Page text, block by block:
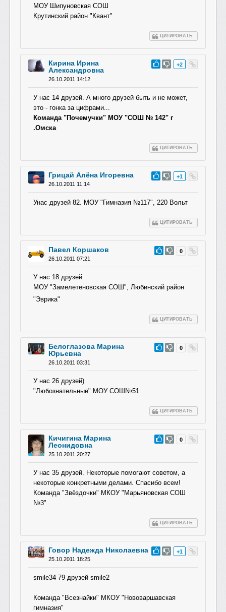
МОУ Шипуновская СОШ
Крутинский район "Квант"
ЦИТИРОВАТЬ
#28 +2
Кирина Ирина
Александровна
26.10.2011 14:12
У нас 14 друзей. А много друзей быть и не может,
это - гонка за цифрами...
Команда "Почемучки" МОУ "СОШ № 142" г
.Омска
ЦИТИРОВАТЬ
#27 +1
Грицай Алёна Игоревна
26.10.2011 11:14
Унас друзей 82. МОУ "Гимназия №117", 220 Вольт
ЦИТИРОВАТЬ
#26 0
Павел Коршаков
26.10.2011 07:21
У нас 18 друзей
МОУ "Замелетеновская СОШ", Любинский район
"Эврика"
ЦИТИРОВАТЬ
#25 0
Белоглазова Марина
Юрьевна
26.10.2011 03:31
У нас 26 друзей)
"Любознательные" МОУ СОШ№51
ЦИТИРОВАТЬ
#24 0
Кичигина Марина
Леонидовна
25.10.2011 20:27
У нас 35 друзей. Некоторые помогают советом, а
некоторые конкретными делами. Спасибо всем!
Команда "Звёздочки" МКОУ "Марьяновская СОШ
№3"
ЦИТИРОВАТЬ
#23 +1
Говор Надежда Николаевна
25.10.2011 18:25
smile34 79 друзей smile2
Команда "Всезнайки" МКОУ "Нововаршавская
гимназия"